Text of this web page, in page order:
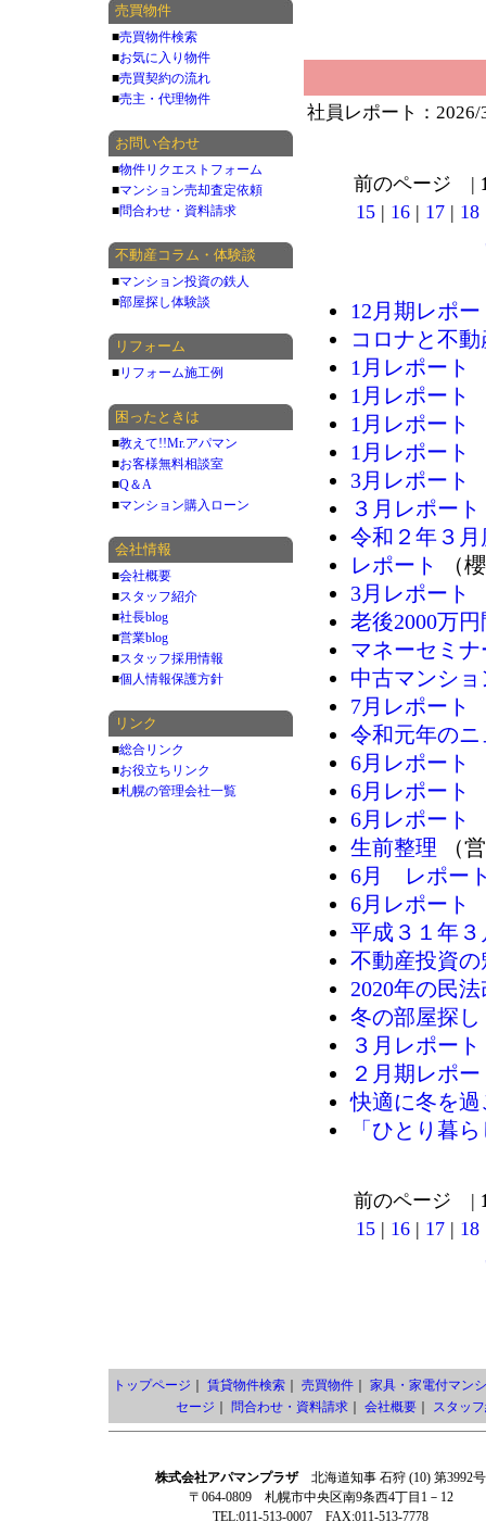
社員レポート：2026/
前のページ |
15| 16| 17| 18
12月期レポー
コロナと不動
1月レポート
1月レポート
1月レポート
1月レポート
3月レポート
３月レポート
令和２年３
レポート
（
3月レポート
老後2000万
マネーセミナ
中古マンショ
7月レポート
令和元年の
6月レポート
6月レポート
6月レポート
生前整理 （
6月 レポー
6月レポート
平成３１年
不動産投資の
2020年の民
冬の部屋探し
３月レポート
２月期レポー
快適に冬を過
「ひとり暮
前のページ |
15| 16| 17| 18
売買物件
■売買物件検索
■お気に入り物件
■売買契約の流れ
■売主・代理物件
お問い合わせ
■物件リクエストフォーム
■マンション売却査定依頼
■問合わせ・資料請求
不動産コラム・体験談
■マンション投資の鉄人
■部屋探し体験談
リフォーム
■リフォーム施工例
困ったときは
■教えて!!Mr.アパマン
■お客様無料相談室
■Q＆A
■マンション購入ローン
会社情報
■会社概要
■スタッフ紹介
■社長blog
■営業blog
■スタッフ採用情報
■個人情報保護方針
リンク
■総合リンク
■お役立ちリンク
■札幌の管理会社一覧
トップページ 賃貸物件検索｜ 売買物件｜ 家具・家電付マン
セージ
問合わせ・資料請求｜ 会社概要｜ スタッ
株式会社アパマンプラザ北海道知事 石狩 (10) 第3992号
〒064-0809 札幌市中央区南9条西4丁目1－12
TEL:011-513-0007 FAX:011-513-7778